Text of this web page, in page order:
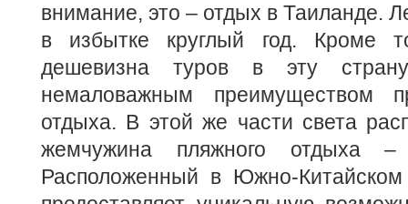
внимание, это – отдых в Таиланде.
в избытке круглый год. Кроме
дешевизна туров в эту
немаловажным преимуществом
отдыха. В этой же части света
жемчужина пляжного отдыха –
Расположенный в Южно-